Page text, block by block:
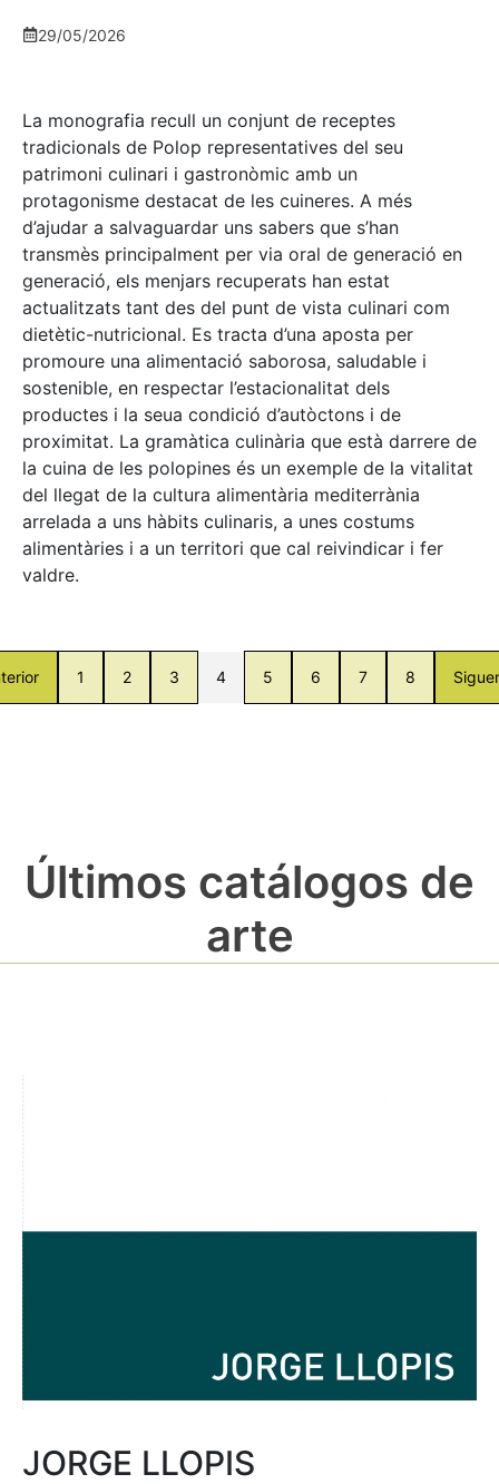
29/05/2026
La monografia recull un conjunt de receptes
tradicionals de Polop representatives del seu
patrimoni culinari i gastronòmic amb un
protagonisme destacat de les cuineres. A més
d’ajudar a salvaguardar uns sabers que s’han
transmès principalment per via oral de generació en
generació, els menjars recuperats han estat
actualitzats tant des del punt de vista culinari com
dietètic-nutricional. Es tracta d’una aposta per
promoure una alimentació saborosa, saludable i
sostenible, en respectar l’estacionalitat dels
productes i la seua condició d’autòctons i de
proximitat. La gramàtica culinària que està darrere de
la cuina de les polopines és un exemple de la vitalitat
del llegat de la cultura alimentària mediterrània
arrelada a uns hàbits culinaris, a unes costums
alimentàries i a un territori que cal reivindicar i fer
valdre.
1 2 3 4 5 6 7 8
Últimos catálogos de
arte
JORGE LLOPIS